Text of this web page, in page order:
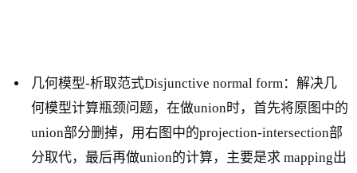
几何模型-析取范式Disjunctive normal form：解决几
何模型计算瓶颈问题，在做union时，首先将原图中的
union部分删掉，用右图中的projection-intersection部
分取代，最后再做union的计算，主要是求 mapping出